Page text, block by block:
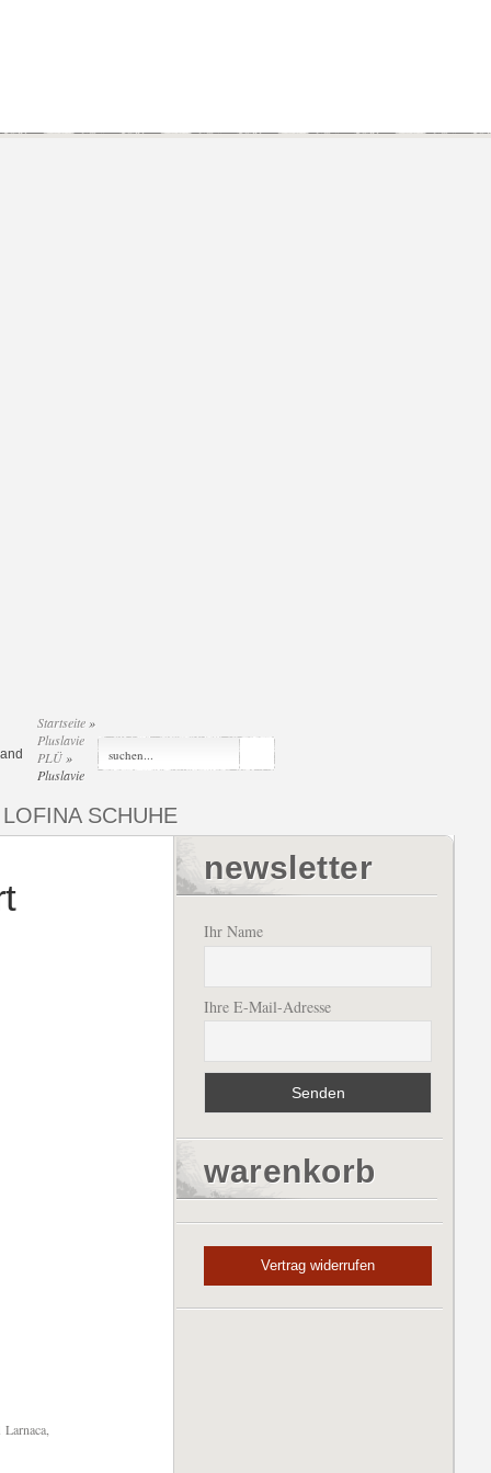
LOFINA SCHUHE
Startseite »
Pluslavie
PLÜ »
Pluslavie
newsletter
Ihr Name
Ihre E-Mail-Adresse
warenkorb
Vertrag widerrufen